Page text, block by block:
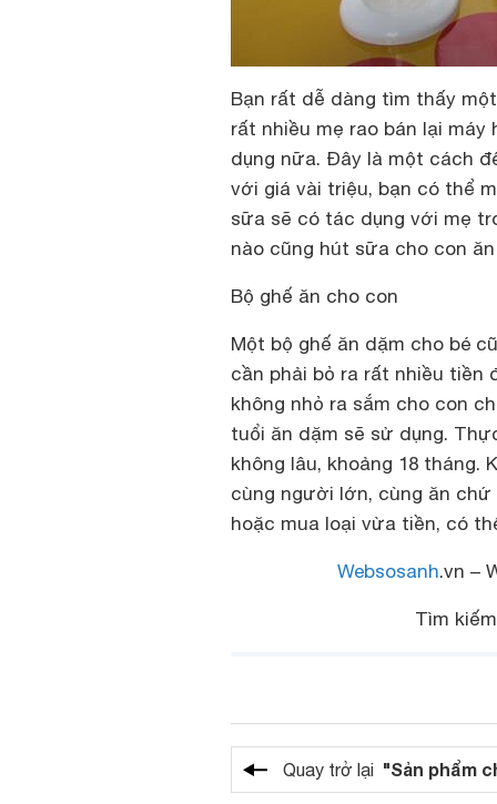
Bạn rất dễ dàng tìm thấy
rất nhiều mẹ rao bán lại
dụng nữa. Đây là một cách
với giá vài triệu, bạn có thể
sữa sẽ có tác dụng với mẹ
nào cũng hút sữa cho con
Bộ ghế ăn cho con
Một bộ ghế ăn dặm cho bé
cần phải bỏ ra rất nhiều tiền
không nhỏ ra sắm cho con
tuổi ăn dặm sẽ sử dụng.
không lâu, khoảng 18 tháng.
cùng người lớn, cùng ăn chứ
hoặc mua loại vừa tiền, có
Websosanh.vn –
Tìm
Quay trở lại "Sản phẩm